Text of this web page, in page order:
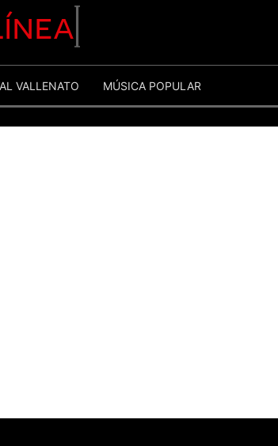
VALLENATO MÚSICA POPULAR